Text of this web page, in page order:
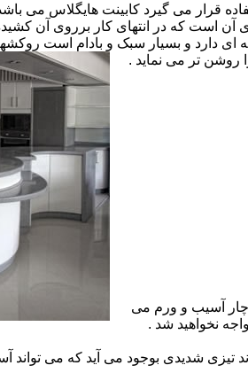
قرار می گیرد کابینت هایگلاس می
آن است که در انتهای کار برروی آن
و بسیار سبک و بادام است
روشن تر می نماید .
آسیب و ورم می
نخواهید شد .
شدیدی بوجود می آید که می تواند